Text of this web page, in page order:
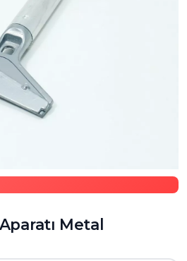
Metal